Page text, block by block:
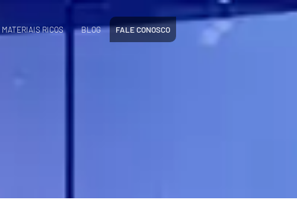
MATERIAIS RICOS BLOG FALE CONOSCO